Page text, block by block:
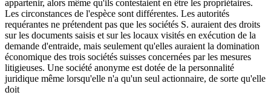
appartenir, alors même qu'ils contestaient en être les propriétaires.
Les circonstances de l'espèce sont différentes. Les autorités
requérantes ne prétendent pas que les sociétés S. auraient des droits
sur les documents saisis et sur les locaux visités en exécution de la
demande d'entraide, mais seulement qu'elles auraient la domination
économique des trois sociétés suisses concernées par les mesures
litigieuses. Une société anonyme est dotée de la personnalité
juridique même lorsqu'elle n'a qu'un seul actionnaire, de sorte qu'elle
doit